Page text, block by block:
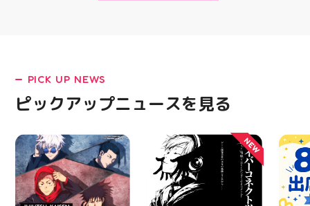
LATEST!
ピックアップニュース
PICK UP NEWS
ピックアップニュースを見る
NEW